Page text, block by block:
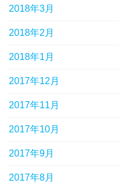
2018年3月
2018年2月
2018年1月
2017年12月
2017年11月
2017年10月
2017年9月
2017年8月